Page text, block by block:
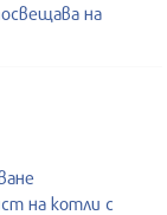
на
на котли с